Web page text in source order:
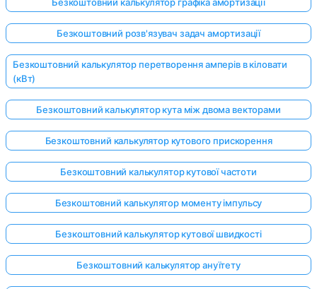
Поки
немає
своє
перше
Безкоштовний розв'язувач задач амортизації
Безкоштовний калькулятор перетворення амперів в кіловати
(кВт)
Безкоштовний калькулятор кута між двома векторами
Безкоштовний калькулятор кутового прискорення
Безкоштовний калькулятор кутової частоти
Безкоштовний калькулятор моменту імпульсу
Безкоштовний калькулятор кутової швидкості
Безкоштовний калькулятор ануїтету